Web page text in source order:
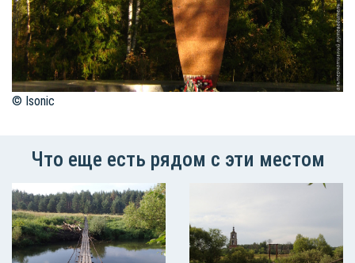
© Isonic
Что еще есть рядом с эти местом